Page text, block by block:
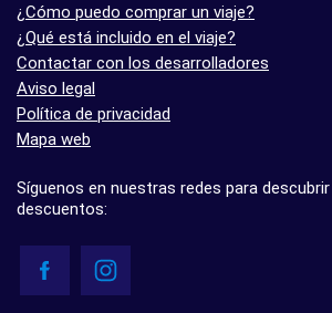
¿Cómo puedo comprar un viaje?
¿Qué está incluido en el viaje?
Contactar con los desarrolladores
Aviso legal
Política de privacidad
Mapa web
Síguenos en nuestras redes para
descuentos: